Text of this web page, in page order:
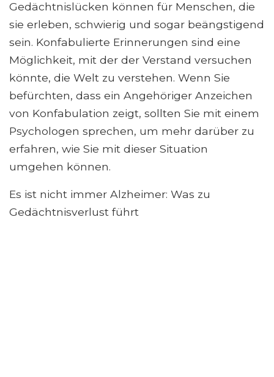
Gedächtnislücken können für Menschen, die
sie erleben, schwierig und sogar beängstigend
sein. Konfabulierte Erinnerungen sind eine
Möglichkeit, mit der der Verstand versuchen
könnte, die Welt zu verstehen. Wenn Sie
befürchten, dass ein Angehöriger Anzeichen
von Konfabulation zeigt, sollten Sie mit einem
Psychologen sprechen, um mehr darüber zu
erfahren, wie Sie mit dieser Situation
umgehen können.
Es ist nicht immer Alzheimer: Was zu
Gedächtnisverlust führt